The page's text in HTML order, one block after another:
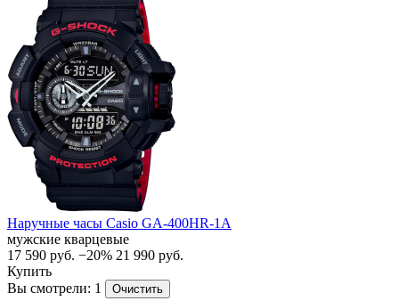
Наручные часы Casio GA-400HR-1A
мужские кварцевые
17 590 руб. −20% 21 990 руб.
Купить
Вы смотрели: 1
Очистить